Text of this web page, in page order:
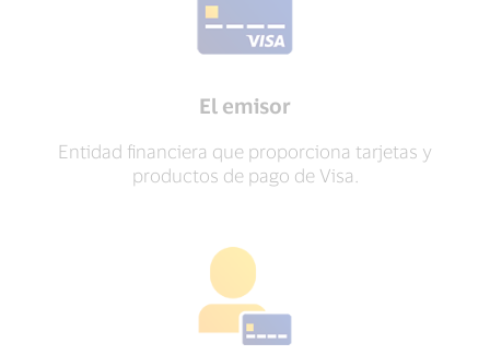
El emisor
Entidad financiera que proporciona tarjetas y
productos de pago de Visa.